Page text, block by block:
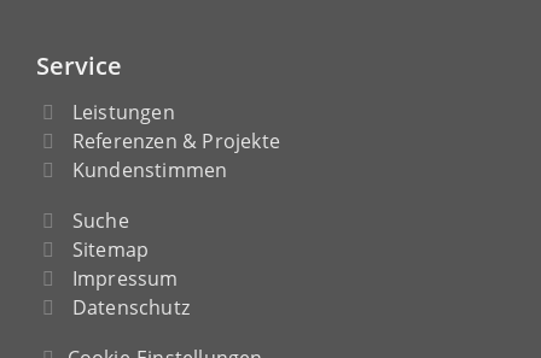
Service
Leistungen
Referenzen & Projekte
Kundenstimmen
Suche
Sitemap
Impressum
Datenschutz